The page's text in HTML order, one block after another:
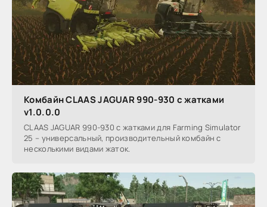
Комбайн CLAAS JAGUAR 990-930 с жатками
v1.0.0.0
CLAAS JAGUAR 990-930 с жатками для Farming Simulator
25 – универсальный, производительный комбайн с
несколькими видами жаток.